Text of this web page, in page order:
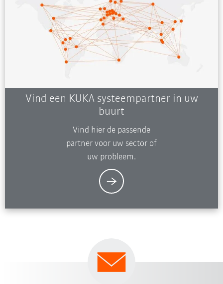
Vind een KUKA systeempartner in uw
buurt
Vind hier de passende
partner voor uw sector of
uw probleem.